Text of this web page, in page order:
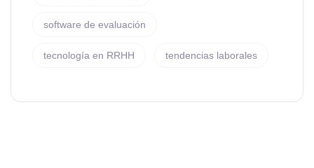
software de evaluación
tecnología en RRHH tendencias laborales